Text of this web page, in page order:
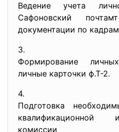
Ведение учета
Сафоновский
документации по
3.
Формирование
личные карточки ф.Т-2.
4.
Подготовка
квалификационной
комиссии